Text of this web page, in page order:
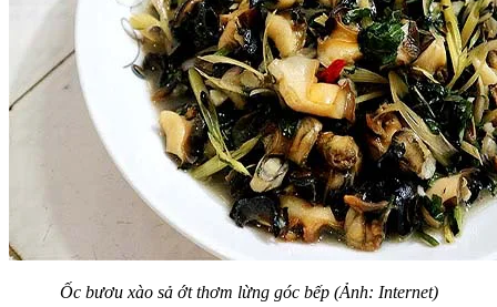
Ốc bươu xào sả ớt thơm lừng góc bếp (Ảnh: Internet)